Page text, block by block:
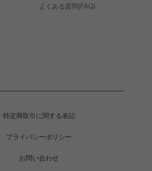
よくある質問(FAQ)
特定商取引に関する表記
プライバシーポリシー
お問い合わせ